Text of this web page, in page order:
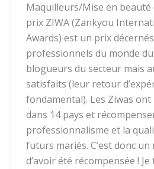
Maquilleurs/Mise en beauté
prix ZIWA (Zankyou
Awards) est un prix
professionnels du monde
blogueurs du secteur mais
satisfaits (leur retour
fondamental). Les Ziwas
dans 14 pays et
professionnalisme et la
futurs mariés. C’est donc
d’avoir été récompensée !